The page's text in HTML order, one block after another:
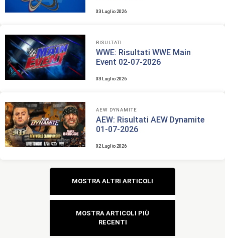
03 Luglio 2026
RISULTATI
WWE: Risultati WWE Main
Event 02-07-2026
03 Luglio 2026
AEW DYNAMITE
AEW: Risultati AEW Dynamite
01-07-2026
02 Luglio 2026
Navigazione
articoli
MOSTRA ALTRI ARTICOLI
MOSTRA ARTICOLI PIÙ
RECENTI